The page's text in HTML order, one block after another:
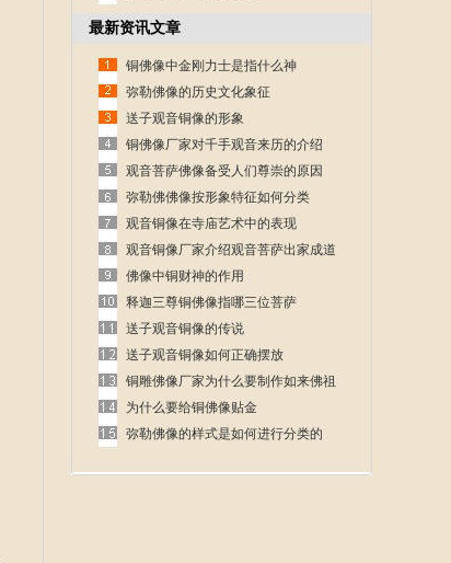
最新资讯文章
铜佛像中金刚力士是指什么神
弥勒佛像的历史文化象征
送子观音铜像的形象
铜佛像厂家对千手观音来历的介绍
观音菩萨佛像备受人们尊崇的原因
弥勒佛佛像按形象特征如何分类
观音铜像在寺庙艺术中的表现
观音铜像厂家介绍观音菩萨出家成道
的故事
佛像中铜财神的作用
释迦三尊铜佛像指哪三位菩萨
送子观音铜像的传说
送子观音铜像如何正确摆放
铜雕佛像厂家为什么要制作如来佛祖
呢
为什么要给铜佛像贴金
弥勒佛像的样式是如何进行分类的